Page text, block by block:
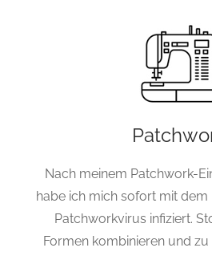
Nach meinem Patchwork-
habe ich mich sofort mit
Patchworkvirus infiziert.
Formen kombinieren und zu